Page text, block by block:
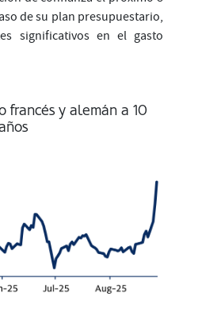
de su plan presupuestario,
significativos en el gasto
francés y alemán a 10